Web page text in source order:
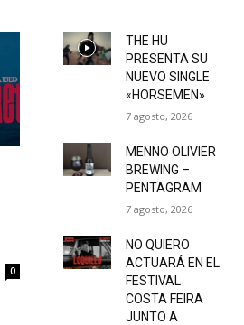
0
THE HU
PRESENTA SU
NUEVO SINGLE
«HORSEMEN»
7 agosto, 2026
MENNO OLIVIER
BREWING –
PENTAGRAM
7 agosto, 2026
NO QUIERO
ACTUARÁ EN EL
FESTIVAL
COSTA FEIRA
JUNTO A